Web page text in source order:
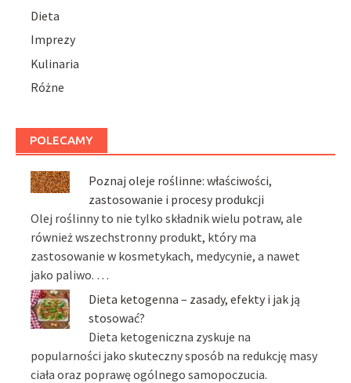
Dieta
Imprezy
Kulinaria
Różne
POLECAMY
Poznaj oleje roślinne: właściwości,
zastosowanie i procesy produkcji
Olej roślinny to nie tylko składnik wielu potraw, ale
również wszechstronny produkt, który ma
zastosowanie w kosmetykach, medycynie, a nawet
jako paliwo. …
Dieta ketogenna – zasady, efekty i jak ją
stosować?
Dieta ketogeniczna zyskuje na
popularności jako skuteczny sposób na redukcję masy
ciała oraz poprawę ogólnego samopoczucia.